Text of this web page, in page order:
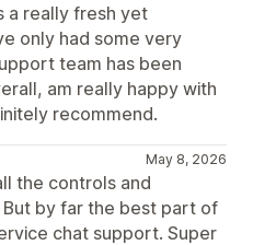
a really fresh yet
only had some very
team has been
am really happy with
recommend.
May 8, 2026
the controls and
by far the best part of
chat support. Super